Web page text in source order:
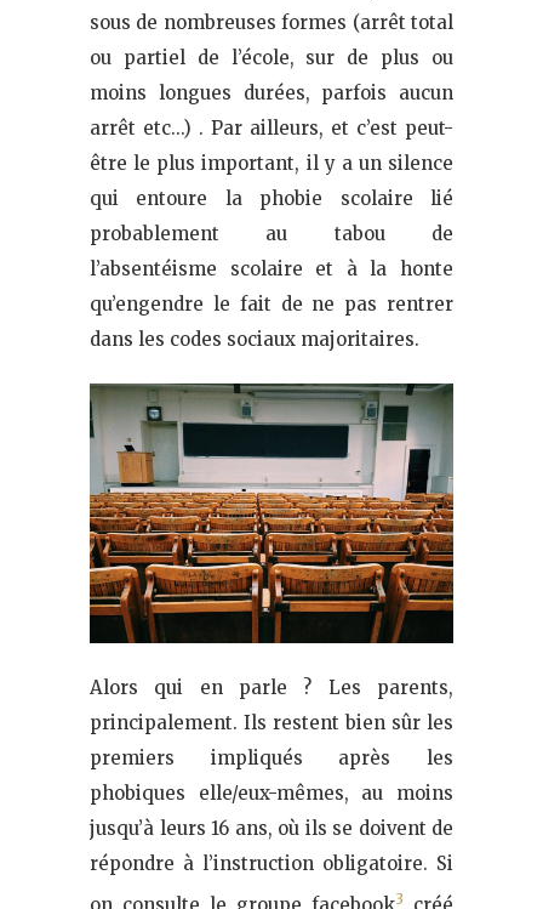
sous de nombreuses formes (arrêt total
ou partiel de l’école, sur de plus ou
moins longues durées, parfois aucun
arrêt etc…) . Par ailleurs, et c’est peut-
être le plus important, il y a un silence
qui entoure la phobie scolaire lié
probablement au tabou de
l’absentéisme scolaire et à la honte
qu’engendre le fait de ne pas rentrer
dans les codes sociaux majoritaires.
Alors qui en parle ? Les parents,
principalement. Ils restent bien sûr les
premiers impliqués après les
phobiques elle/eux-mêmes, au moins
jusqu’à leurs 16 ans, où ils se doivent de
répondre à l’instruction obligatoire. Si
on consulte le groupe facebook3 créé